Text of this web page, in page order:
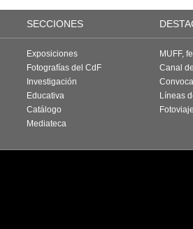
SECCIONES
Exposiciones
Fotografías del CdF
Investigación
Educativa
Catálogo
Mediateca
MUFF,
Canal
Líneas